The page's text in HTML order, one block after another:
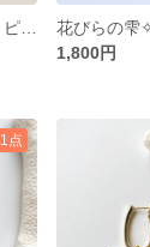
花びらの雫
1,800円
点